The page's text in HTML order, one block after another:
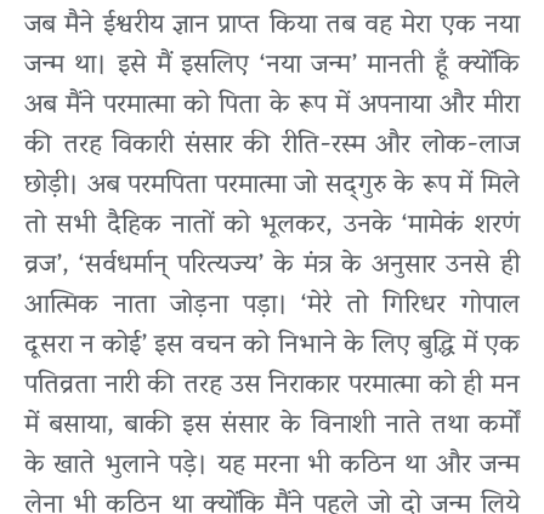
जब मैने ईश्वरीय ज्ञान प्राप्त किया तब वह मेरा एक नया
जन्म था। इसे मैं इसलिए ‘नया जन्म’ मानती हूँ क्योंकि
अब मैंने परमात्मा को पिता के रूप में अपनाया और मीरा
की तरह विकारी संसार की रीति-रस्म और लोक-लाज
छोड़ी। अब परमपिता परमात्मा जो सद्‌गुरु के रूप में मिले
तो सभी दैहिक नातों को भूलकर, उनके ‘मामेकं शरणं
व्रज’, ‘सर्वधर्मान् परित्यज्य’ के मंत्र के अनुसार उनसे ही
आत्मिक नाता जोड़ना पड़ा। ‘मेरे तो गिरिधर गोपाल
दूसरा न कोई’ इस वचन को निभाने के लिए बुद्धि में एक
पतिव्रता नारी की तरह उस निराकार परमात्मा को ही मन
में बसाया, बाकी इस संसार के विनाशी नाते तथा कर्मों
के खाते भुलाने पड़े। यह मरना भी कठिन था और जन्म